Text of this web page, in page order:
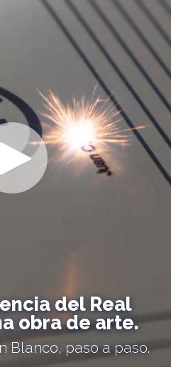
del Real
obra de arte.
Blanco, paso a paso.